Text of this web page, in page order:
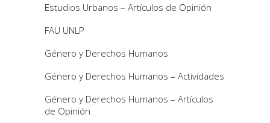
Estudios Urbanos – Artículos de Opinión
FAU UNLP
Género y Derechos Humanos
Género y Derechos Humanos – Actividades
Género y Derechos Humanos – Artículos
de Opinión